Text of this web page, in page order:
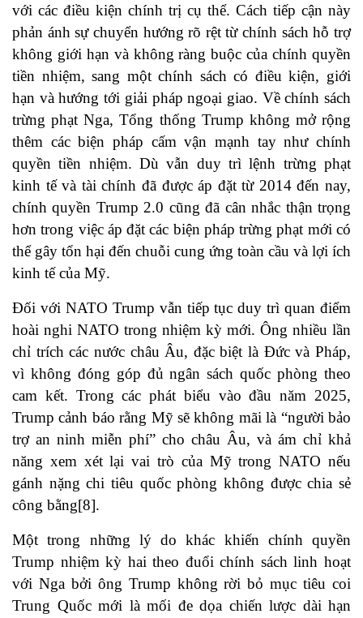
với các điều kiện chính trị cụ thể. Cách tiếp cận này
phản ánh sự chuyển hướng rõ rệt từ chính sách hỗ trợ
không giới hạn và không ràng buộc của chính quyền
tiền nhiệm, sang một chính sách có điều kiện, giới
hạn và hướng tới giải pháp ngoại giao. Về chính sách
trừng phạt Nga, Tổng thống Trump không mở rộng
thêm các biện pháp cấm vận mạnh tay như chính
quyền tiền nhiệm. Dù vẫn duy trì lệnh trừng phạt
kinh tế và tài chính đã được áp đặt từ 2014 đến nay,
chính quyền Trump 2.0 cũng đã cân nhắc thận trọng
hơn trong việc áp đặt các biện pháp trừng phạt mới có
thể gây tổn hại đến chuỗi cung ứng toàn cầu và lợi ích
kinh tế của Mỹ.
Đối với NATO Trump vẫn tiếp tục duy trì quan điểm
hoài nghi NATO trong nhiệm kỳ mới. Ông nhiều lần
chỉ trích các nước châu Âu, đặc biệt là Đức và Pháp,
vì không đóng góp đủ ngân sách quốc phòng theo
cam kết. Trong các phát biểu vào đầu năm 2025,
Trump cảnh báo rằng Mỹ sẽ không mãi là “người bảo
trợ an ninh miễn phí” cho châu Âu, và ám chỉ khả
năng xem xét lại vai trò của Mỹ trong NATO nếu
gánh nặng chi tiêu quốc phòng không được chia sẻ
công bằng[8].
Một trong những lý do khác khiến chính quyền
Trump nhiệm kỳ hai theo đuổi chính sách linh hoạt
với Nga bởi ông Trump không rời bỏ mục tiêu coi
Trung Quốc mới là mối đe dọa chiến lược dài hạn